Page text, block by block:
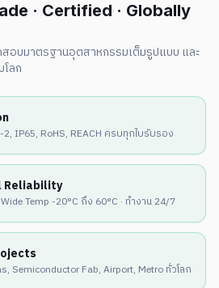
· Certified · Globally
อบมาตรฐานอุตสาหกรรมเต็มรูปแบบ และ
ลก
2, IP65, RoHS, REACH ครบทุกใบรับรอง
Reliability
Temp -20°C ถึง 60°C · ทำงาน 24/7
Semiconductor Fab, Airport, Metro ทั่วโลก